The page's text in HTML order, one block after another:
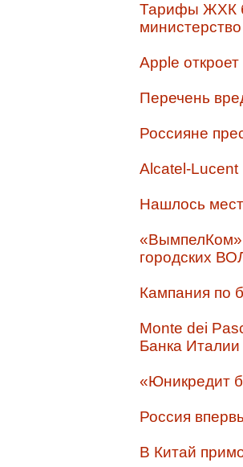
Тарифы ЖХК
Apple
Перечень
Россияне
Alcatel-Lucent
Нашлось
«ВымпелКом»
городских
Кампания по
Monte dei
Банка Италии
«Юникредит
Россия
В Китай